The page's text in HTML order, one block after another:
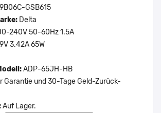
GSB615
Delta
240V 50-60Hz 1.5A
3.42A 65W
ADP-65JH-HB
Garantie und 30-Tage Geld-Zurück-
Auf Lager.